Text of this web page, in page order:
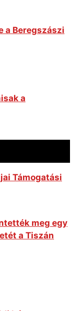
a Beregszászi
a
Támogatási
meg egy
a Tiszán